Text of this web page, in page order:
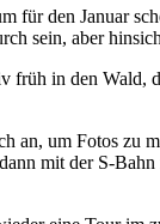
für den Januar
sein, aber
früh in den Wald,
an, um Fotos zu
mit der S-